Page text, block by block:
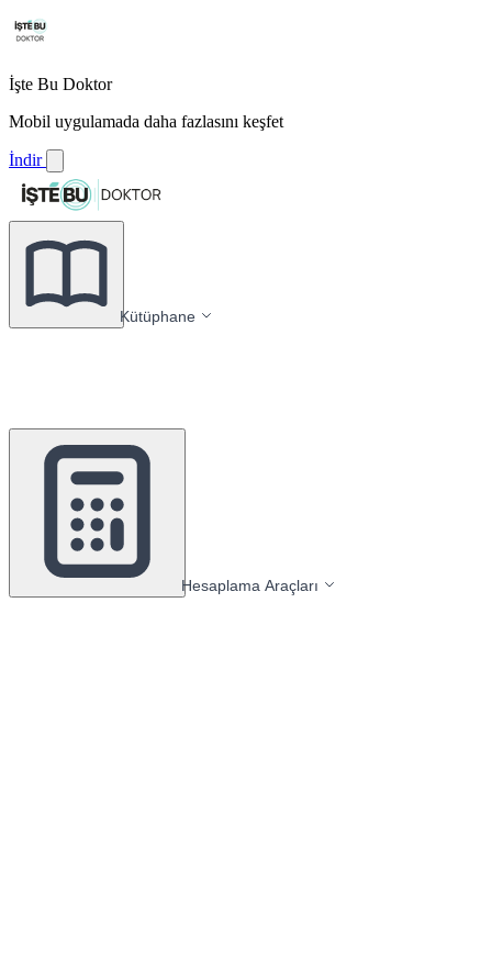
İşte Bu Doktor
Mobil uygulamada daha fazlasını keşfet
İndir
Kütüphane
Hesaplama Araçları